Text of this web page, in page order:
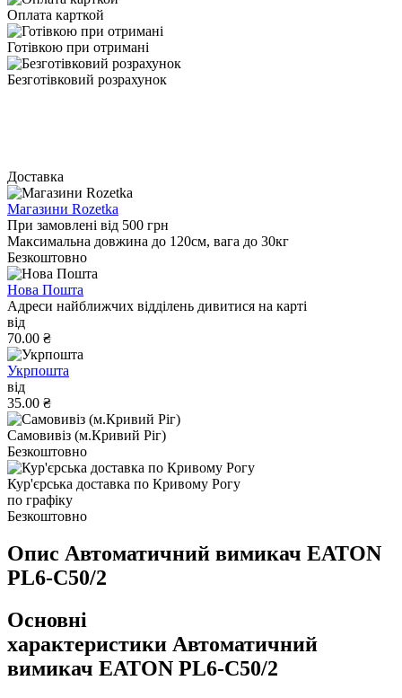
Оплата карткой
Готівкою при отримані
Безготівковий розрахунок
Доставка
Магазини Rozetka
При замовлені від 500 грн
Максимальна довжина до 120см, вага до 30кг
Безкоштовно
Нова Пошта
Адреси найближчих відділень дивитися на карті
від
70.00 ₴
Укрпошта
від
35.00 ₴
Самовивіз (м.Кривий Ріг)
Безкоштовно
Кур'єрська доставка по Кривому Рогу
по графіку
Безкоштовно
Опис Автоматичний вимикач EATON
PL6-C50/2
Основні
характеристики Автоматичний
вимикач EATON PL6-C50/2